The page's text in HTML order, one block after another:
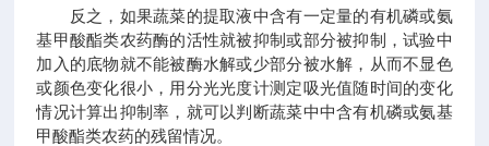
反之，如果蔬菜的提取液中含有一定量的有机磷或氨
基甲酸酯类农药酶的活性就被抑制或部分被抑制，试验中
加入的底物就不能被酶水解或少部分被水解，从而不显色
或颜色变化很小，用分光光度计测定吸光值随时间的变化
情况计算出抑制率，就可以判断蔬菜中中含有机磷或氨基
甲酸酯类农药的残留情况。